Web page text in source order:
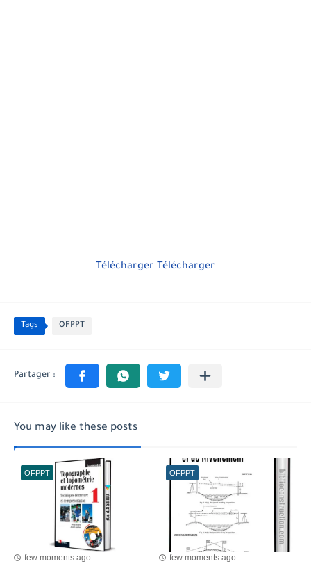
Télécharger Télécharger
Tags OFPPT
You may like these posts
OFPPT
few moments ago
OFPPT
few moments ago